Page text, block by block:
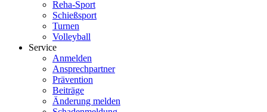
Reha-Sport
Schießsport
Turnen
Volleyball
Service
Anmelden
Ansprechpartner
Prävention
Beiträge
Änderung melden